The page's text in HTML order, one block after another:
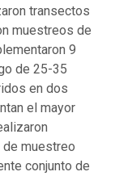
transectos
muestreos de
9
de 25-35
en dos
el mayor
muestreo
conjunto de